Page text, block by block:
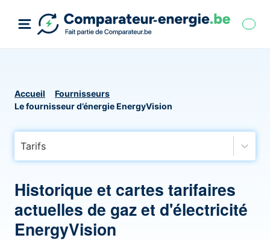
Accueil
Fournisseurs
Le fournisseur d’énergie EnergyVision
Tarifs
Historique et cartes tarifaires
actuelles de gaz et d'électricité
EnergyVision